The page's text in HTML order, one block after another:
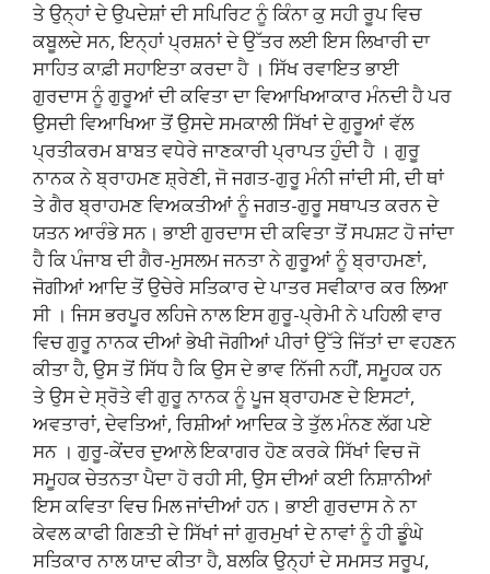
ਤੇ ਉਨ੍ਹਾਂ ਦੇ ਉਪਦੇਸ਼ਾਂ ਦੀ ਸਪਿਰਿਟ ਨੂੰ ਕਿੰਨਾ ਕੁ ਸਹੀ ਰੂਪ ਵਿਚ
ਕਬੂਲਦੇ ਸਨ, ਇਨ੍ਹਾਂ ਪ੍ਰਸ਼ਨਾਂ ਦੇ ਉੱਤਰ ਲਈ ਇਸ ਲਿਖਾਰੀ ਦਾ
ਸਾਹਿਤ ਕਾਫ਼ੀ ਸਹਾਇਤਾ ਕਰਦਾ ਹੈ । ਸਿੱਖ ਰਵਾਇਤ ਭਾਈ
ਗੁਰਦਾਸ ਨੂੰ ਗੁਰੂਆਂ ਦੀ ਕਵਿਤਾ ਦਾ ਵਿਆਖਿਆਕਾਰ ਮੰਨਦੀ ਹੈ ਪਰ
ਉਸਦੀ ਵਿਆਖਿਆ ਤੋਂ ਉਸਦੇ ਸਮਕਾਲੀ ਸਿੱਖਾਂ ਦੇ ਗੁਰੂਆਂ ਵੱਲ
ਪ੍ਰਤੀਕਰਮ ਬਾਬਤ ਵਧੇਰੇ ਜਾਣਕਾਰੀ ਪ੍ਰਾਪਤ ਹੁੰਦੀ ਹੈ । ਗੁਰੂ
ਨਾਨਕ ਨੇ ਬ੍ਰਾਹਮਣ ਸ਼੍ਰੇਣੀ, ਜੋ ਜਗਤ-ਗੁਰੂ ਮੰਨੀ ਜਾਂਦੀ ਸੀ, ਦੀ ਥਾਂ
ਤੇ ਗੈਰ ਬ੍ਰਾਹਮਣ ਵਿਅਕਤੀਆਂ ਨੂੰ ਜਗਤ-ਗੁਰੂ ਸਥਾਪਤ ਕਰਨ ਦੇ
ਯਤਨ ਆਰੰਭੇ ਸਨ। ਭਾਈ ਗੁਰਦਾਸ ਦੀ ਕਵਿਤਾ ਤੋਂ ਸਪਸ਼ਟ ਹੋ ਜਾਂਦਾ
ਹੈ ਕਿ ਪੰਜਾਬ ਦੀ ਗੈਰ-ਮੁਸਲਮ ਜਨਤਾ ਨੇ ਗੁਰੂਆਂ ਨੂੰ ਬ੍ਰਾਹਮਣਾਂ,
ਜੋਗੀਆਂ ਆਦਿ ਤੋਂ ਉਚੇਰੇ ਸਤਿਕਾਰ ਦੇ ਪਾਤਰ ਸਵੀਕਾਰ ਕਰ ਲਿਆ
ਸੀ । ਜਿਸ ਭਰਪੂਰ ਲਹਿਜੇ ਨਾਲ ਇਸ ਗੁਰੂ-ਪ੍ਰੇਮੀ ਨੇ ਪਹਿਲੀ ਵਾਰ
ਵਿਚ ਗੁਰੂ ਨਾਨਕ ਦੀਆਂ ਭੇਖੀ ਜੋਗੀਆਂ ਪੀਰਾਂ ਉੱਤੇ ਜਿੱਤਾਂ ਦਾ ਵਹਣਨ
ਕੀਤਾ ਹੈ, ਉਸ ਤੋਂ ਸਿੱਧ ਹੈ ਕਿ ਉਸ ਦੇ ਭਾਵ ਨਿੱਜੀ ਨਹੀਂ, ਸਮੂਹਕ ਹਨ
ਤੇ ਉਸ ਦੇ ਸ੍ਰੋਤੇ ਵੀ ਗੁਰੂ ਨਾਨਕ ਨੂੰ ਪੂਜ ਬ੍ਰਾਹਮਣ ਦੇ ਇਸਟਾਂ,
ਅਵਤਾਰਾਂ, ਦੇਵਤਿਆਂ, ਰਿਸ਼ੀਆਂ ਆਦਿਕ ਤੇ ਤੁੱਲ ਮੰਨਣ ਲੱਗ ਪਏ
ਸਨ । ਗੁਰੂ-ਕੇਂਦਰ ਦੁਆਲੇ ਇਕਾਗਰ ਹੋਣ ਕਰਕੇ ਸਿੱਖਾਂ ਵਿਚ ਜੋ
ਸਮੂਹਕ ਚੇਤਨਤਾ ਪੈਦਾ ਹੋ ਰਹੀ ਸੀ, ਉਸ ਦੀਆਂ ਕਈ ਨਿਸ਼ਾਨੀਆਂ
ਇਸ ਕਵਿਤਾ ਵਿਚ ਮਿਲ ਜਾਂਦੀਆਂ ਹਨ। ਭਾਈ ਗੁਰਦਾਸ ਨੇ ਨਾ
ਕੇਵਲ ਕਾਫੀ ਗਿਣਤੀ ਦੇ ਸਿੱਖਾਂ ਜਾਂ ਗੁਰਮੁਖਾਂ ਦੇ ਨਾਵਾਂ ਨੂੰ ਹੀ ਡੂੰਘੇ
ਸਤਿਕਾਰ ਨਾਲ ਯਾਦ ਕੀਤਾ ਹੈ, ਬਲਕਿ ਉਨ੍ਹਾਂ ਦੇ ਸਮਸਤ ਸਰੂਪ,